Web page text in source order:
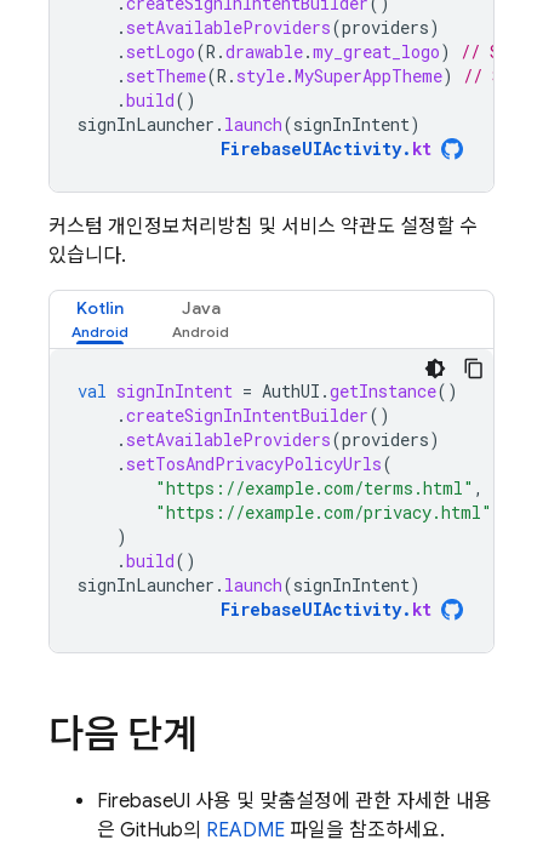
. setAvailableProviders(providers)
. setLogo(R .drawable.my_great_logo)
// Set
. setTheme(R . style.MySuperAppTheme)
// Set
.build()
signInLauncher . launch(signInIntent)
FirebaseUIActivity. kt
커스텀 개인정보처리방침 및 서비스 약관도 설정할 수
있습니다.
Kotlin Java
val signInIntent = AuthUI .getInstance()
.createSignInIntentBuilder()
. setAvailableProviders(providers)
. setTosAndPrivacyPolicyUrls(
"https://example.com/terms.html" ,
"https://example.com/privacy.html"
)
.build()
signInLauncher . launch(signInIntent)
FirebaseUIActivity. kt
다음 단계
FirebaseUI 사용 및 맞춤설정에 관한 자세한 내용
은 GitHub의 README 파일을 참조하세요.